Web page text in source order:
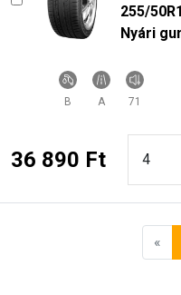
255/
Nyári
B A 71
36 890 Ft
«